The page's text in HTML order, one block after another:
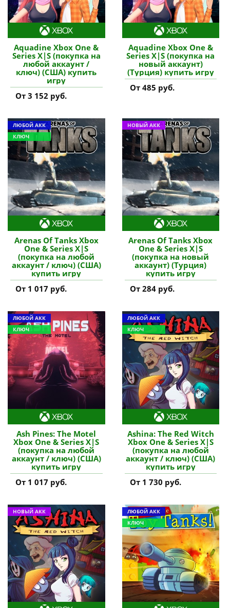
Aquadine Xbox One &
Series X|S (покупка на
любой аккаунт /
ключ) (США) купить
игру
От 3 152 руб.
Aquadine Xbox One &
Series X|S (покупка на
новый аккаунт)
(Турция) купить игру
От 485 руб.
ЛЮБОЙ АКК
КЛЮЧ
Arenas Of Tanks Xbox
One & Series X|S
(покупка на любой
аккаунт / ключ) (США)
купить игру
От 1 017 руб.
НОВЫЙ АКК
Arenas Of Tanks Xbox
One & Series X|S
(покупка на новый
аккаунт) (Турция)
купить игру
От 284 руб.
ЛЮБОЙ АКК
КЛЮЧ
Ash Pines: The Motel
Xbox One & Series X|S
(покупка на любой
аккаунт / ключ) (США)
купить игру
От 1 017 руб.
ЛЮБОЙ АКК
КЛЮЧ
Ashina: The Red Witch
Xbox One & Series X|S
(покупка на любой
аккаунт / ключ) (США)
купить игру
От 1 730 руб.
НОВЫЙ АКК
ЛЮБОЙ АКК
КЛЮЧ